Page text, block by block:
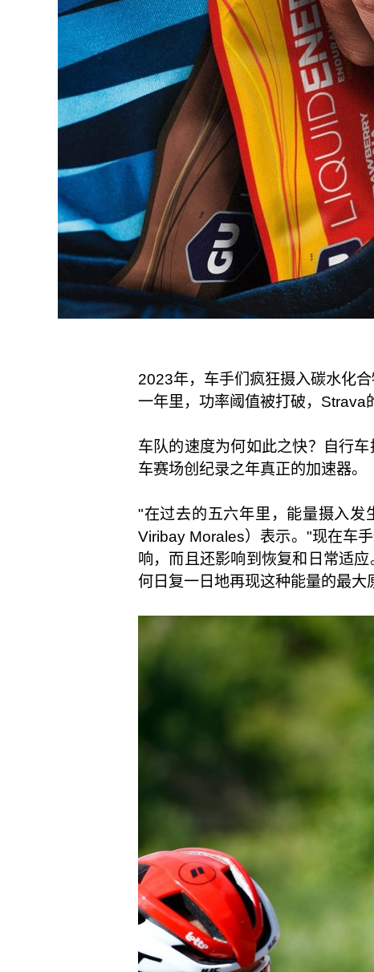
2023年，车手们疯狂摄入碳水化
一年里，功率阈值被打破，Strava
车队的速度为何如此之快？自行
车赛场创纪录之年真正的加速器。
"在过去的五六年里，能量摄入发
Viribay Morales）表示。"现在车
响，而且还影响到恢复和日常适
何日复一日地再现这种能量的最大